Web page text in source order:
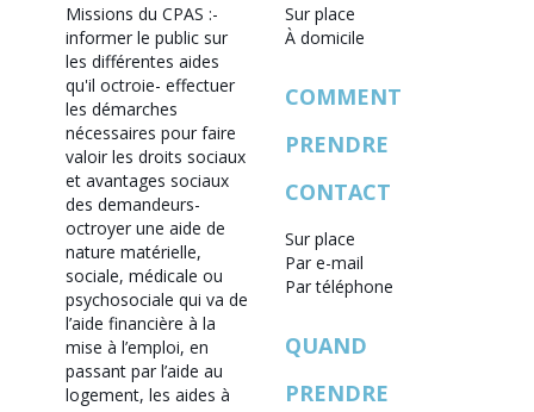
Missions du CPAS :-
informer le public sur
les différentes aides
qu'il octroie- effectuer
les démarches
nécessaires pour faire
valoir les droits sociaux
et avantages sociaux
des demandeurs-
octroyer une aide de
nature matérielle,
sociale, médicale ou
psychosociale qui va de
l’aide financière à la
mise à l’emploi, en
passant par l’aide au
logement, les aides à
Sur place
À domicile
COMMENT
PRENDRE
CONTACT
Sur place
Par e-mail
Par téléphone
QUAND
PRENDRE